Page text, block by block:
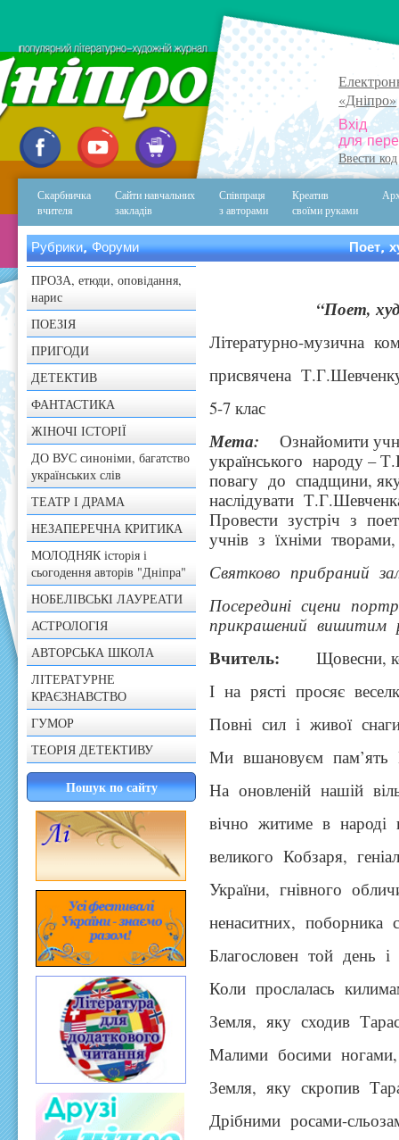
«Дніпро»
Вхід
для
Ввести
Скарбничка
вчителя
Сайти навчальних
закладів
Співпраця
з авторами
Креатив
своїми руками
Рубрики, Форуми
ПРОЗА, етюди, оповідання,
нарис
ПОЕЗІЯ
ПРИГОДИ
ДЕТЕКТИВ
ФАНТАСТИКА
ЖІНОЧІ ІСТОРІЇ
ДО ВУС синоніми, багатство
українських слів
ТЕАТР І ДРАМА
НЕЗАПЕРЕЧНА КРИТИКА
МОЛОДНЯК історія і
сьогодення авторів "Дніпра"
НОБЕЛІВСЬКІ ЛАУРЕАТИ
АСТРОЛОГІЯ
АВТОРСЬКА ШКОЛА
ЛІТЕРАТУРНЕ
КРАЄЗНАВСТВО
ГУМОР
ТЕОРІЯ ДЕТЕКТИВУ
Поет,
“Поет,
Літературно-музична
присвячена
5-7 клас
Мета:
Ознайомити
українського народу –
повагу до спадщини,
наслідувати
Провести зустріч з
учнів з їхніми
Святково прибраний
Посередині сцени
прикрашений вишитим
Вчитель: Щовесни,
І на рясті просяє
Повні сил і живої
Ми вшановуєм пам’ять
На оновленій нашій
вічно житиме в народі
великого Кобзаря,
України, гнівного
ненаситних, поборника
Благословен той день і
Коли прослалась
Земля, яку сходив
Малими босими ногами,
Земля, яку скропив
Дрібними росами-